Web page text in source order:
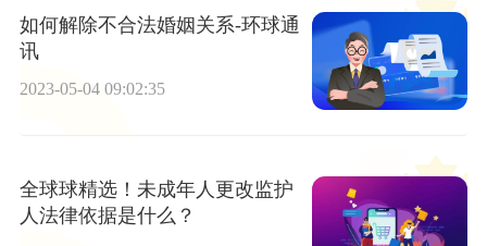
如何解除不合法婚姻关系-环球通
讯
2023-05-04 09:02:35
全球球精选！未成年人更改监护
人法律依据是什么？